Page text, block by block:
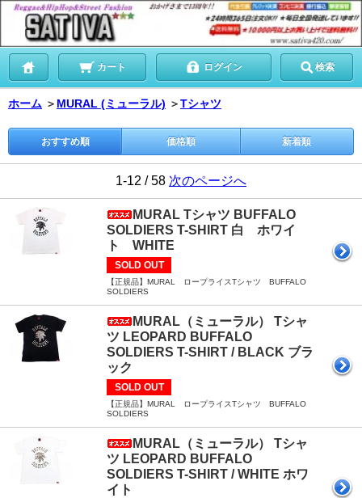
カート ログイン 検索
ホーム ＞ MURAL (ミューラル) ＞Tシャツ
おすすめ順 価格順 新着順
1-12 / 58 次のページへ
MURAL Tシャツ BUFFALO
SOLDIERS T-SHIRT 白 ホワイ
ト WHITE
SOLD OUT
【正規品】MURAL ロープライスTシャツ BUFFALO
SOLDIERS
MURAL（ミューラル） Tシャ
ツ LEOPARD BUFFALO
SOLDIERS T-SHIRT / BLACK ブラ
ック
SOLD OUT
【正規品】MURAL ロープライスTシャツ BUFFALO
SOLDIERS
MURAL（ミューラル） Tシャ
ツ LEOPARD BUFFALO
SOLDIERS T-SHIRT / WHITE ホワ
イト